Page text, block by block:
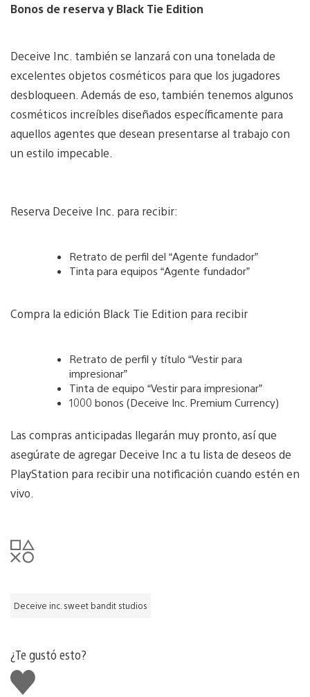
Bonos de reserva y Black Tie Edition
Deceive Inc. también se lanzará con una tonelada de
excelentes objetos cosméticos para que los jugadores
desbloqueen. Además de eso, también tenemos algunos
cosméticos increíbles diseñados específicamente para
aquellos agentes que desean presentarse al trabajo con
un estilo impecable.
Reserva Deceive Inc. para recibir:
Retrato de perfil del “Agente fundador”
Tinta para equipos “Agente fundador”
Compra la edición Black Tie Edition para recibir
Retrato de perfil y título “Vestir para
impresionar”
Tinta de equipo “Vestir para impresionar”
1000 bonos (Deceive Inc. Premium Currency)
Las compras anticipadas llegarán muy pronto, así que
asegúrate de agregar Deceive Inc a tu lista de deseos de
PlayStation para recibir una notificación cuando estén en
vivo.
Deceive inc. sweet bandit studios
¿Te gustó esto?
Me
gusta